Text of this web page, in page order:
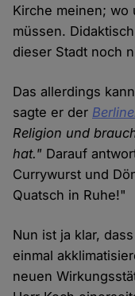
Kirche meinen; wo
müssen.
dieser Stadt noch
Das allerdings
sagte er der
Religion und
hat." Darauf
Currywurst und
Quatsch in Ruhe!"
Nun ist ja klar,
einmal
neuen